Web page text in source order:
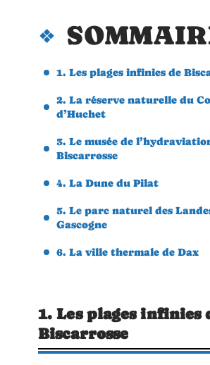
1. Les plages infinies de
2. La réserve naturelle du
d’Huchet
3. Le musée de
Biscarrosse
4. La Dune du Pilat
5. Le parc naturel des
Gascogne
6. La ville thermale de Dax
1. Les plages infinies
Biscarrosse